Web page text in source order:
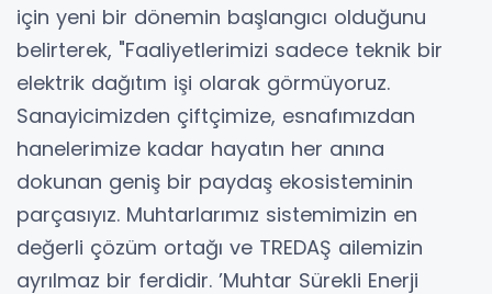
için yeni bir dönemin başlangıcı olduğunu
belirterek, "Faaliyetlerimizi sadece teknik bir
elektrik dağıtım işi olarak görmüyoruz.
Sanayicimizden çiftçimize, esnafımızdan
hanelerimize kadar hayatın her anına
dokunan geniş bir paydaş ekosisteminin
parçasıyız. Muhtarlarımız sistemimizin en
değerli çözüm ortağı ve TREDAŞ ailemizin
ayrılmaz bir ferdidir. ’Muhtar Sürekli Enerji